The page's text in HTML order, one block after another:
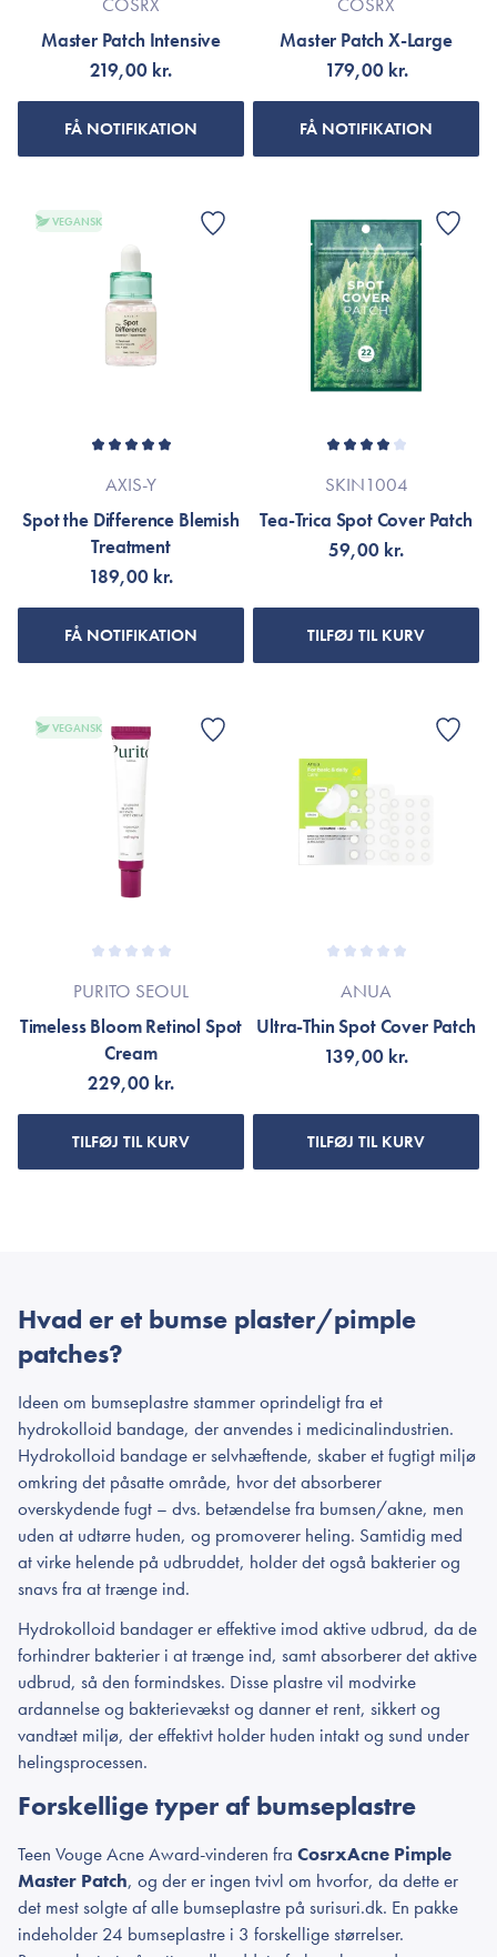
Master Patch Intensive
219,00 kr.
FÅ NOTIFIKATION
Master Patch X-Large
179,00 kr.
FÅ NOTIFIKATION
VEGANSK
AXIS-Y
Spot the Difference Blemish
Treatment
189,00 kr.
FÅ NOTIFIKATION
SKIN1004
Tea-Trica Spot Cover Patch
59,00 kr.
TILFØJ TIL KURV
VEGANSK
PURITO SEOUL
Timeless Bloom Retinol Spot
Cream
229,00 kr.
TILFØJ TIL KURV
ANUA
Ultra-Thin Spot Cover Patch
139,00 kr.
TILFØJ TIL KURV
Hvad er et bumse plaster/pimple
patches?
Ideen om bumseplastre stammer oprindeligt fra et
hydrokolloid bandage, der anvendes i medicinalindustrien.
Hydrokolloid bandage er selvhæftende, skaber et fugtigt miljø
omkring det påsatte område, hvor det absorberer
overskydende fugt – dvs. betændelse fra bumsen/akne, men
uden at udtørre huden, og promoverer heling. Samtidig med
at virke helende på udbruddet, holder det også bakterier og
snavs fra at trænge ind.
Hydrokolloid bandager er effektive imod aktive udbrud, da de
forhindrer bakterier i at trænge ind, samt absorberer det aktive
udbrud, så den formindskes. Disse plastre vil modvirke
ardannelse og bakterievækst og danner et rent, sikkert og
vandtæt miljø, der effektivt holder huden intakt og sund under
helingsprocessen.
Forskellige typer af bumseplastre
Teen Vouge Acne Award-vinderen fra CosrxAcne Pimple
Master Patch, og der er ingen tvivl om hvorfor, da dette er
det mest solgte af alle bumseplastre på surisuri.dk. En pakke
indeholder 24 bumseplastre i 3 forskellige størrelser.